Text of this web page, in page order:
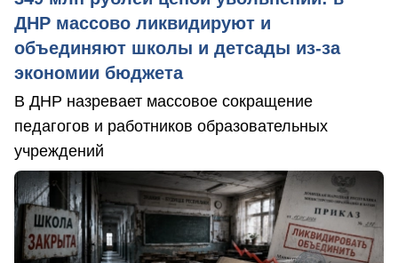
ДНР массово ликвидируют и
объединяют школы и детсады из-за
экономии бюджета
В ДНР назревает массовое сокращение
педагогов и работников образовательных
учреждений